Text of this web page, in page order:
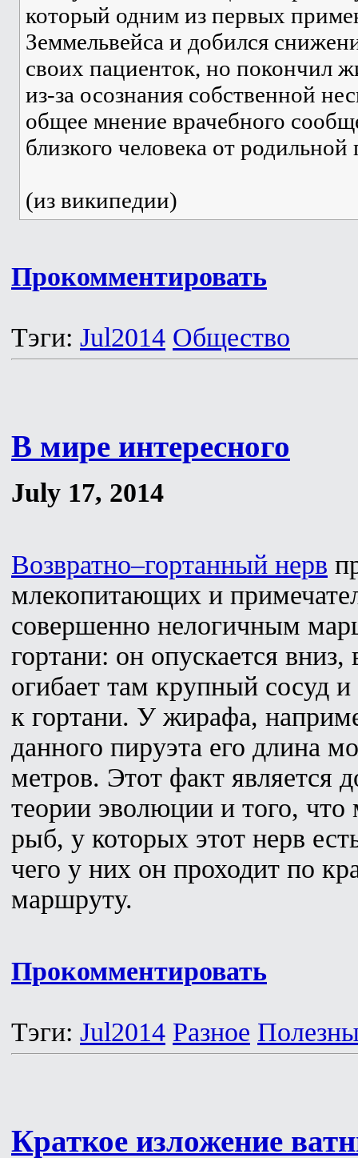
который одним из первых
Земмельвейса и добился
своих пациенток, но покончил
из-за осознания собственной
общее мнение врачебного
близкого человека от родильной
(из википедии)
Прокомментировать
Тэги: Jul2014 Общество
В мире интересного
July 17, 2014
Возвратно–гортанный нерв
млекопитающих и
совершенно нелогичным
гортани: он опускается
огибает там крупный сосуд и
к гортани. У жирафа,
данного пируэта его длина
метров. Этот факт является
теории эволюции и того,
рыб, у которых этот нерв
чего у них он проходит по
маршруту.
Прокомментировать
Тэги: Jul2014 Разное
Краткое изложение